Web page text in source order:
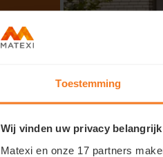
Toestemming
Wij vinden uw privacy belangrijk
Matexi en onze 17 partners